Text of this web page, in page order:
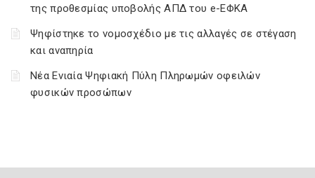
της προθεσμίας υποβολής ΑΠΔ του e-ΕΦΚΑ
Ψηφίστηκε το νομοσχέδιο με τις αλλαγές σε στέγαση
και αναπηρία
Νέα Ενιαία Ψηφιακή Πύλη Πληρωμών οφειλών
φυσικών προσώπων